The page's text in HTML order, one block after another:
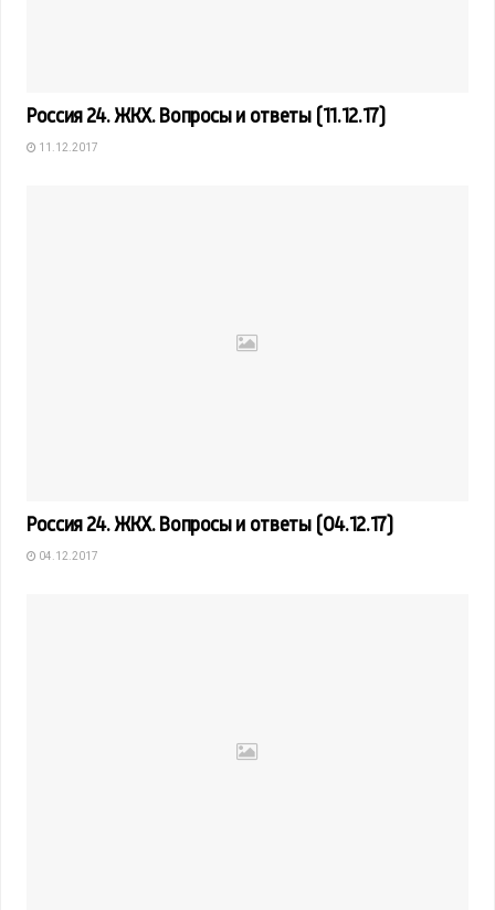
Россия 24. ЖКХ. Вопросы и ответы (11.12.17)
11.12.2017
Россия 24. ЖКХ. Вопросы и ответы (04.12.17)
04.12.2017